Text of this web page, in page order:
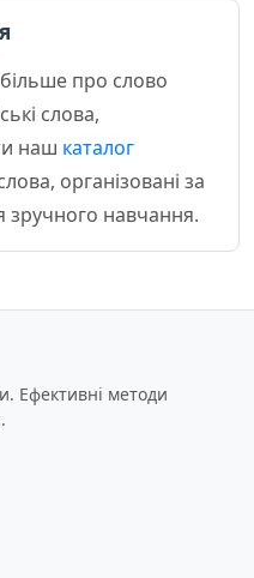
про слово
слова,
наш каталог
організовані за
зручного навчання.
Ефективні методи